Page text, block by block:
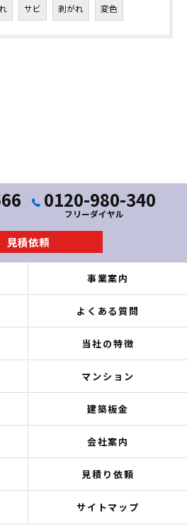
サビ 剥がれ 変色
0120-980-340
フリーダイヤル
見積依頼
事業案内
よくある質問
当社の特徴
マンション
建築板金
会社案内
見積り依頼
サイトマップ